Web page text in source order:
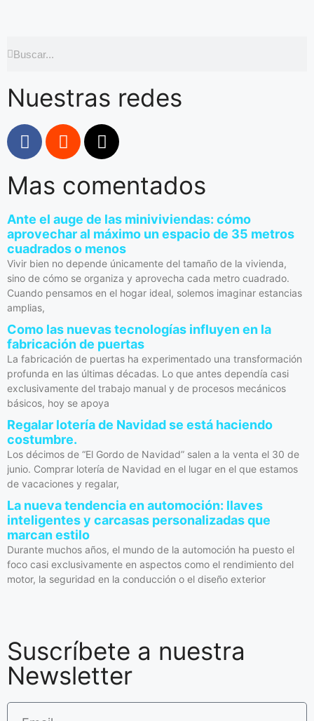
Nuestras redes
Mas comentados
Ante el auge de las miniviviendas: cómo
aprovechar al máximo un espacio de 35 metros
cuadrados o menos
Vivir bien no depende únicamente del tamaño de la vivienda,
sino de cómo se organiza y aprovecha cada metro cuadrado.
Cuando pensamos en el hogar ideal, solemos imaginar estancias
amplias,
Como las nuevas tecnologías influyen en la
fabricación de puertas
La fabricación de puertas ha experimentado una transformación
profunda en las últimas décadas. Lo que antes dependía casi
exclusivamente del trabajo manual y de procesos mecánicos
básicos, hoy se apoya
Regalar lotería de Navidad se está haciendo
costumbre.
Los décimos de “El Gordo de Navidad” salen a la venta el 30 de
junio. Comprar lotería de Navidad en el lugar en el que estamos
de vacaciones y regalar,
La nueva tendencia en automoción: llaves
inteligentes y carcasas personalizadas que
marcan estilo
Durante muchos años, el mundo de la automoción ha puesto el
foco casi exclusivamente en aspectos como el rendimiento del
motor, la seguridad en la conducción o el diseño exterior
Suscríbete a nuestra
Newsletter